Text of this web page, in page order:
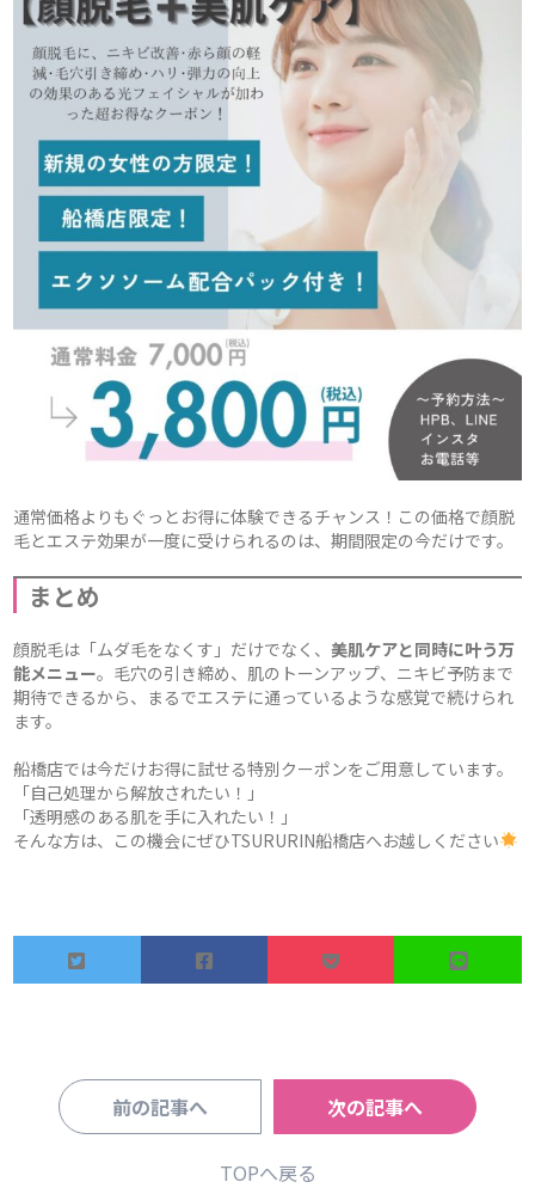
通常価格よりもぐっとお得に体験できるチャンス！この価格で顔脱
毛とエステ効果が一度に受けられるのは、期間限定の今だけです。
まとめ
顔脱毛は「ムダ毛をなくす」だけでなく、美肌ケアと同時に叶う万
能メニュー。毛穴の引き締め、肌のトーンアップ、ニキビ予防まで
期待できるから、まるでエステに通っているような感覚で続けられ
ます。
船橋店では今だけお得に試せる特別クーポンをご用意しています。
「自己処理から解放されたい！」
「透明感のある肌を手に入れたい！」
そんな方は、この機会にぜひTSURURIN船橋店へお越しください
前の記事へ 次の記事へ
TOPへ戻る